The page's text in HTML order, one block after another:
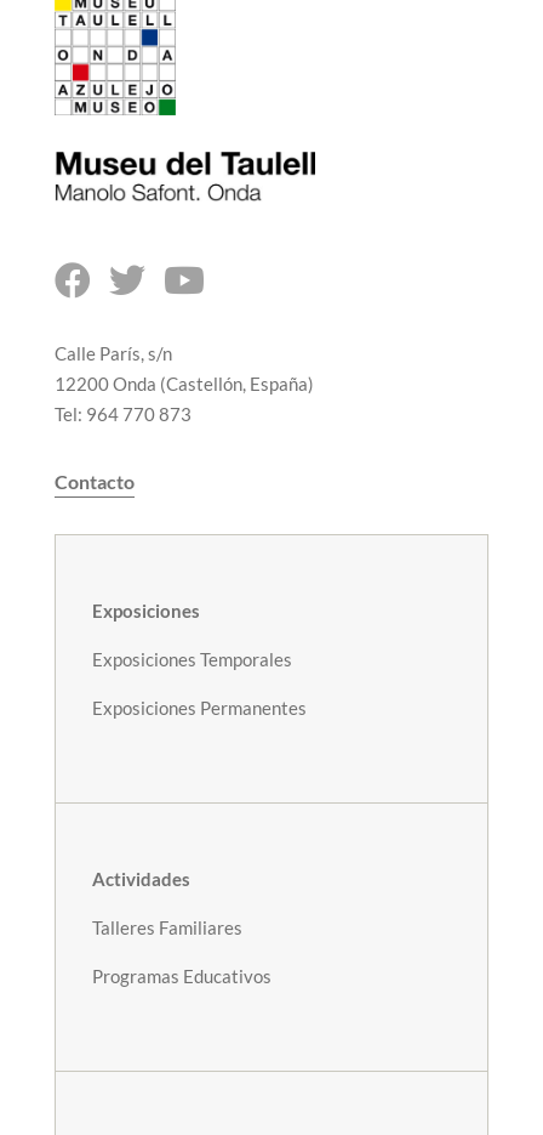
  
Calle París, s/n
12200 Onda (Castellón, España)
Tel: 964 770 873
Contacto
Exposiciones
Exposiciones Temporales
Exposiciones Permanentes
Actividades
Talleres Familiares
Programas Educativos